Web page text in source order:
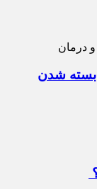
درمان
بسته شدن